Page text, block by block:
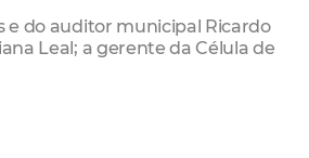
e do auditor municipal Ricardo
Leal; a gerente da Célula de